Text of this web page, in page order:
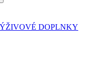
DOPLNKY